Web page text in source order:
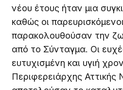
νέου έτους ήταν μια
καθώς οι παρευρισκόμενοι
παρακολουθούσαν την
από το Σύνταγμα. Οι
ευτυχισμένη και υγιή
Περιφερειάρχης Αττικής